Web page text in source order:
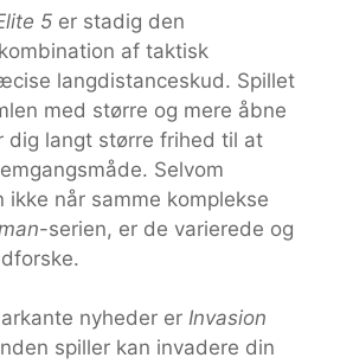
5 er stadig den
af taktisk
langdistanceskud. Spillet
med større og mere åbne
dig langt større frihed til at
Selvom
ikke når samme komplekse
-serien, er de varierede og
nyheder er Invasion
spiller kan invadere din